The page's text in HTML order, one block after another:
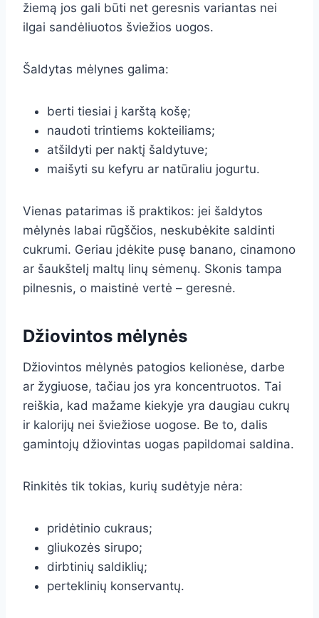
žiemą jos gali būti net geresnis variantas nei
ilgai sandėliuotos šviežios uogos.
Šaldytas mėlynes galima:
berti tiesiai į karštą košę;
naudoti trintiems kokteiliams;
atšildyti per naktį šaldytuve;
maišyti su kefyru ar natūraliu jogurtu.
Vienas patarimas iš praktikos: jei šaldytos
mėlynės labai rūgščios, neskubėkite saldinti
cukrumi. Geriau įdėkite pusę banano, cinamono
ar šaukštelį maltų linų sėmenų. Skonis tampa
pilnesnis, o maistinė vertė – geresnė.
Džiovintos mėlynės
Džiovintos mėlynės patogios kelionėse, darbe
ar žygiuose, tačiau jos yra koncentruotos. Tai
reiškia, kad mažame kiekyje yra daugiau cukrų
ir kalorijų nei šviežiose uogose. Be to, dalis
gamintojų džiovintas uogas papildomai saldina.
Rinkitės tik tokias, kurių sudėtyje nėra:
pridėtinio cukraus;
gliukozės sirupo;
dirbtinių saldiklių;
perteklinių konservantų.